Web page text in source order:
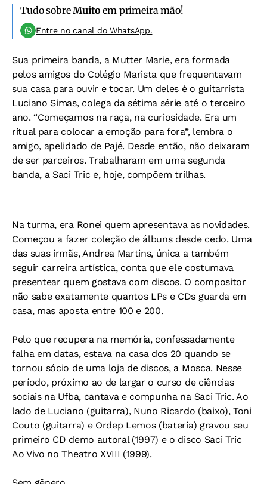
Tudo sobreMuito em primeira mão!
Entre no canal do WhatsApp.
Sua primeira banda, a Mutter Marie, era formada
pelos amigos do Colégio Marista que frequentavam
sua casa para ouvir e tocar. Um deles é o guitarrista
Luciano Simas, colega da sétima série até o terceiro
ano. “Começamos na raça, na curiosidade. Era um
ritual para colocar a emoção para fora”, lembra o
amigo, apelidado de Pajé. Desde então, não deixaram
de ser parceiros. Trabalharam em uma segunda
banda, a Saci Tric e, hoje, compõem trilhas.
Na turma, era Ronei quem apresentava as novidades.
Começou a fazer coleção de álbuns desde cedo. Uma
das suas irmãs, Andrea Martins, única a também
seguir carreira artística, conta que ele costumava
presentear quem gostava com discos. O compositor
não sabe exatamente quantos LPs e CDs guarda em
casa, mas aposta entre 100 e 200.
Pelo que recupera na memória, confessadamente
falha em datas, estava na casa dos 20 quando se
tornou sócio de uma loja de discos, a Mosca. Nesse
período, próximo ao de largar o curso de ciências
sociais na Ufba, cantava e compunha na Saci Tric. Ao
lado de Luciano (guitarra), Nuno Ricardo (baixo), Toni
Couto (guitarra) e Ordep Lemos (bateria) gravou seu
primeiro CD demo autoral (1997) e o disco Saci Tric
Ao Vivo no Theatro XVIII (1999).